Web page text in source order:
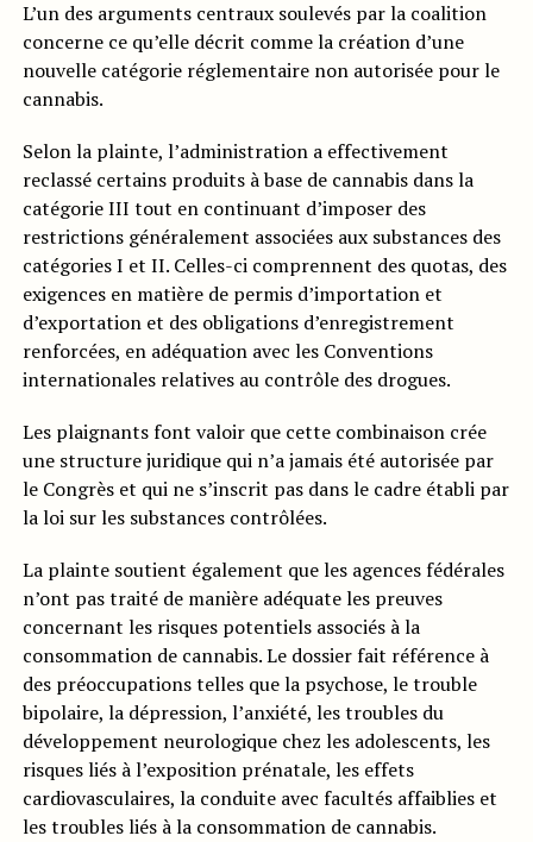
L’un des arguments centraux soulevés par la coalition
concerne ce qu’elle décrit comme la création d’une
nouvelle catégorie réglementaire non autorisée pour le
cannabis.
Selon la plainte, l’administration a effectivement
reclassé certains produits à base de cannabis dans la
catégorie III tout en continuant d’imposer des
restrictions généralement associées aux substances des
catégories I et II. Celles-ci comprennent des quotas, des
exigences en matière de permis d’importation et
d’exportation et des obligations d’enregistrement
renforcées, en adéquation avec les Conventions
internationales relatives au contrôle des drogues.
Les plaignants font valoir que cette combinaison crée
une structure juridique qui n’a jamais été autorisée par
le Congrès et qui ne s’inscrit pas dans le cadre établi par
la loi sur les substances contrôlées.
La plainte soutient également que les agences fédérales
n’ont pas traité de manière adéquate les preuves
concernant les risques potentiels associés à la
consommation de cannabis. Le dossier fait référence à
des préoccupations telles que la psychose, le trouble
bipolaire, la dépression, l’anxiété, les troubles du
développement neurologique chez les adolescents, les
risques liés à l’exposition prénatale, les effets
cardiovasculaires, la conduite avec facultés affaiblies et
les troubles liés à la consommation de cannabis.